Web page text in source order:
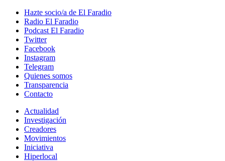
Hazte socio/a de El Faradio
Radio El Faradio
Podcast El Faradio
Twitter
Facebook
Instagram
Telegram
Quienes somos
Transparencia
Contacto
Actualidad
Investigación
Creadores
Movimientos
Iniciativa
Hiperlocal